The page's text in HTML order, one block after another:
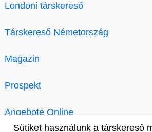
Londoni társkereső
Társkereső Németország
Magazin
Prospekt
Angebote Online
Sütiket használunk a társkereső